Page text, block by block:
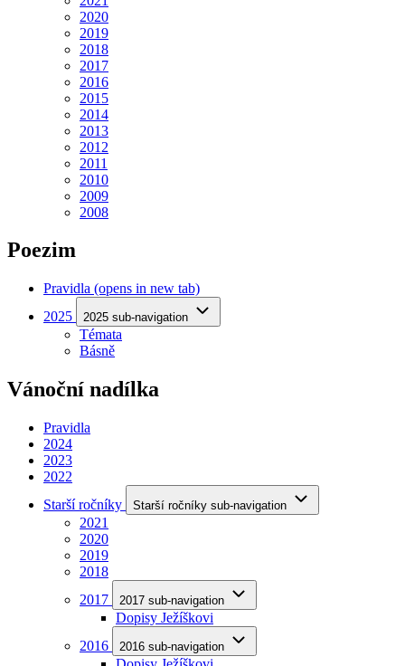
2020
2019
2018
2017
2016
2015
2014
2013
2012
2011
2010
2009
2008
Poezim
Pravidla (opens in new tab)
2025
2025 sub-navigation
Témata
Básně
Vánoční nadílka
Pravidla
2024
2023
2022
Starší ročníky
Starší ročníky sub-navigation
2021
2020
2019
2018
2017
2017 sub-navigation
Dopisy Ježíškovi
2016
2016 sub-navigation